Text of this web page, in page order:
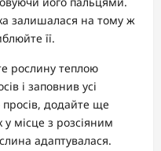
залишалася на тому ж
її.
рослину теплою
і заповнив усі
додайте ще
місце з розсіяним
адаптувалася.